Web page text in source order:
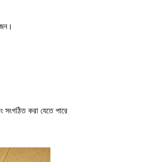
করা যেতে পারে